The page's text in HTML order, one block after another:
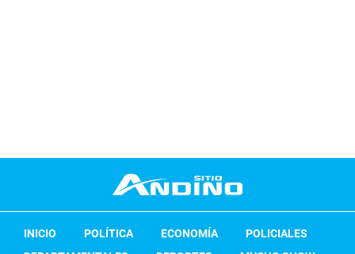
INICIO POLÍTICA ECONOMÍA
POLICIALES